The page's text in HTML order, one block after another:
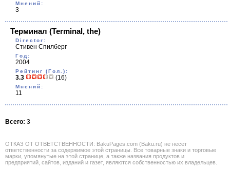
Мнений:
3
Терминал (Terminal, the)
Director:
Стивен Спилберг
Год:
2004
Рейтинг (Гол.):
3.3 (16)
Мнений:
11
Всего: 3
ОТКАЗ ОТ ОТВЕТСТВЕННОСТИ: BakuPages.com (Baku.ru) не несет
ответственности за содержимое этой страницы. Все товарные знаки и торговые
марки, упомянутые на этой странице, а также названия продуктов и
предприятий, сайтов, изданий и газет, являются собственностью их владельцев.